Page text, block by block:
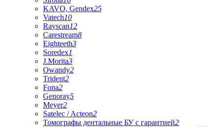
KAVO, Gendex25
Vatech10
Rayscan12
Carestream8
Eighteeth3
Soredex1
J.Morita3
Owandy2
Trident2
Fona2
Genoray5
Meyer2
Satelec / Acteon2
Томографы дентальные БУ с гарантией2